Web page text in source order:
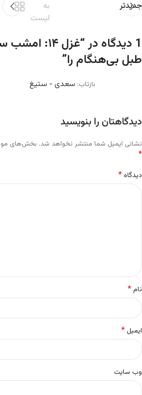
جدیدتر
به
لیست
1 دیدگاه در “
غزل ۱۴:
طبل بی‌هنگام را”
بازتاب: سعدی - ستیغ
دیدگاهتان را بنویسید
نشانی ایمیل شما منتشر نخواهد شد. بخش‌های
*
دیدگاه*
نام*
ایمیل*
وب‌ سایت